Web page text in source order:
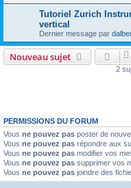
Tutoriel Zurich
vertical
Dernier message par
Nouveau sujet
2
PERMISSIONS DU FORUM
Vous ne pouvez pas poster de
Vous ne pouvez pas répondre aux
Vous ne pouvez pas modifier vos
Vous ne pouvez pas supprimer vos
Vous ne pouvez pas joindre des